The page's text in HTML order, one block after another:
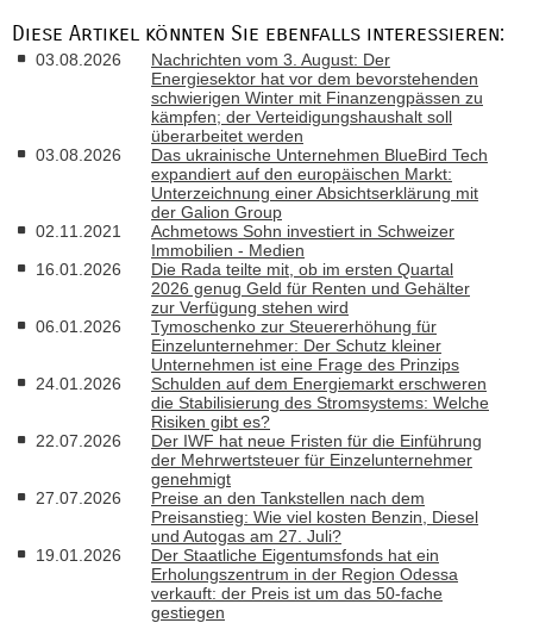
Diese Artikel könnten Sie ebenfalls interessieren:
03.08.2026
Nachrichten vom 3. August: Der
Energiesektor hat vor dem bevorstehenden
schwierigen Winter mit Finanzengpässen zu
kämpfen; der Verteidigungshaushalt soll
überarbeitet werden
03.08.2026
Das ukrainische Unternehmen BlueBird Tech
expandiert auf den europäischen Markt:
Unterzeichnung einer Absichtserklärung mit
der Galion Group
02.11.2021
Achmetows Sohn investiert in Schweizer
Immobilien - Medien
16.01.2026
Die Rada teilte mit, ob im ersten Quartal
2026 genug Geld für Renten und Gehälter
zur Verfügung stehen wird
06.01.2026
Tymoschenko zur Steuererhöhung für
Einzelunternehmer: Der Schutz kleiner
Unternehmen ist eine Frage des Prinzips
24.01.2026
Schulden auf dem Energiemarkt erschweren
die Stabilisierung des Stromsystems: Welche
Risiken gibt es?
22.07.2026
Der IWF hat neue Fristen für die Einführung
der Mehrwertsteuer für Einzelunternehmer
genehmigt
27.07.2026
Preise an den Tankstellen nach dem
Preisanstieg: Wie viel kosten Benzin, Diesel
und Autogas am 27. Juli?
19.01.2026
Der Staatliche Eigentumsfonds hat ein
Erholungszentrum in der Region Odessa
verkauft: der Preis ist um das 50-fache
gestiegen